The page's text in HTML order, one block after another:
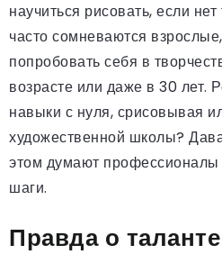
научиться рисовать, если
часто сомневаются
попробовать себя в
возрасте или даже в 30 лет.
навыки с нуля, срисовывая
художественной школы?
этом думают профессионалы
шаги.
Правда о